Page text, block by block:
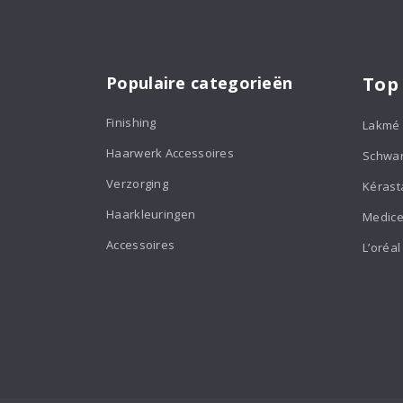
Populaire categorieën
Finishing
Haarwerk Accessoires
Verzorging
Haarkleuringen
Accessoires
Lakmé